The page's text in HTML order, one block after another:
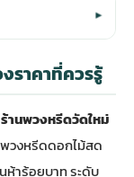
▾
ราคาที่ควรรู้
ร้านพวงหรีดวัดใหม่
พวงหรีดดอกไม้สด
าร้อยบาท ระดับ